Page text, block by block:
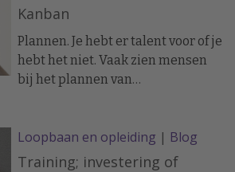
de professional (de medewerkers)
er namelijk een zeer
onoverzichtelijk landschap van
plukjes data over het
Kanban
Plannen. Je hebt er talent voor of je
hebt het niet. Vaak zien mensen
bij het plannen van
meerdere mensen aan meerdere
projecten werken kan het lastig
Loopbaan en opleiding | Blog
Training; investering of